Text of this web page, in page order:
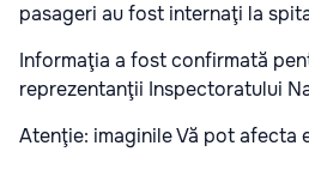
pasageri au fost internaţi la
Informaţia a fost confirmată
reprezentanţii Inspectoratului
Atenţie: imaginile Vă pot afecta